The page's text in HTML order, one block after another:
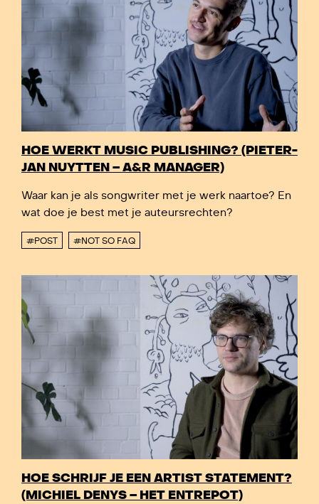
HOE WERKT MUSIC PUBLISHING? (PIETER-
JAN NUYTTEN – A&R MANAGER)
Waar kan je als songwriter met je werk naartoe? En
wat doe je best met je auteursrechten?
#POST #NOT SO FAQ
HOE SCHRIJF JE EEN ARTIST STATEMENT?
(MICHIEL DENYS – HET ENTREPOT)